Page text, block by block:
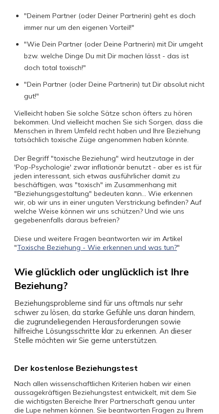
"Deinem Partner (oder Deiner Partnerin) geht es doch
immer nur um den eigenen Vorteil!"
"Wie Dein Partner (oder Deine Partnerin) mit Dir umgeht
bzw. welche Dinge Du mit Dir machen lässt - das ist
doch total toxisch!"
"Dein Partner (oder Deine Partnerin) tut Dir absolut nicht
gut!"
Vielleicht haben Sie solche Sätze schon öfters zu hören
bekommen. Und vielleicht machen Sie sich Sorgen, dass die
Menschen in Ihrem Umfeld recht haben und Ihre Beziehung
tatsächlich toxische Züge angenommen haben könnte.
Der Begriff "toxische Beziehung" wird heutzutage in der
'Pop-Psychologie' zwar inflationär benutzt - aber es ist für
jeden interessant, sich etwas ausführlicher damit zu
beschäftigen, was "toxisch" im Zusammenhang mit
"Beziehungsgestaltung" bedeuten kann... Wie erkennen
wir, ob wir uns in einer unguten Verstrickung befinden? Auf
welche Weise können wir uns schützen? Und wie uns
gegebenenfalls daraus befreien?
Diese und weitere Fragen beantworten wir im Artikel
"Toxische Beziehung - Wie erkennen und was tun?"
Wie glücklich oder unglücklich ist Ihre
Beziehung?
Beziehungsprobleme sind für uns oftmals nur sehr
schwer zu lösen, da starke Gefühle uns daran hindern,
die zugrundeliegenden Herausforderungen sowie
hilfreiche Lösungsschritte klar zu erkennen. An dieser
Stelle möchten wir Sie gerne unterstützen.
Der kostenlose Beziehungstest
Nach allen wissenschaftlichen Kriterien haben wir einen
aussagekräftigen Beziehungstest entwickelt, mit dem Sie
die wichtigsten Bereiche Ihrer Partnerschaft genau unter
die Lupe nehmen können. Sie beantworten Fragen zu Ihrem